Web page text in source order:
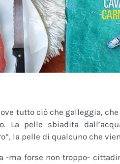
tutto ciò che galleggia,
La pelle sbiadita
la pelle di qualcuno che
-ma forse non troppo-